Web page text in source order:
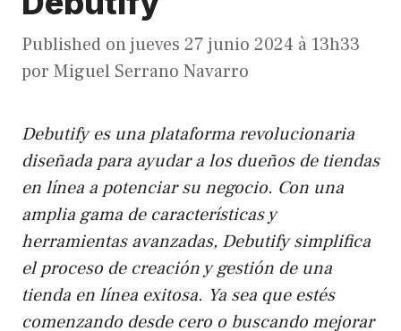
Published onjueves 27 junio 2024 à 13h33
por Miguel Serrano Navarro
Debutify es una plataforma revolucionaria
diseñada para ayudar a los dueños de tiendas
en línea a potenciar su negocio. Con una
amplia gama de características y
herramientas avanzadas, Debutify simplifica
el proceso de creación y gestión de una
tienda en línea exitosa. Ya sea que estés
comenzando desde cero o buscando mejorar